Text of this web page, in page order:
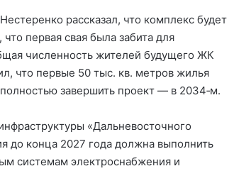
рассказал, что комплекс будет
первая свая была забита для
численность жителей будущего ЖК
что первые 50 тыс. кв. метров жилья
завершить проект — в 2034‑м.
«Дальневосточного
до конца 2027 года должна выполнить
системам электроснабжения и